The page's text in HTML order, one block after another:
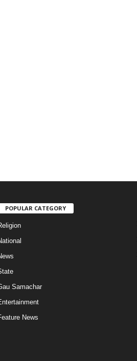
POPULAR CATEGORY
Samachar
News